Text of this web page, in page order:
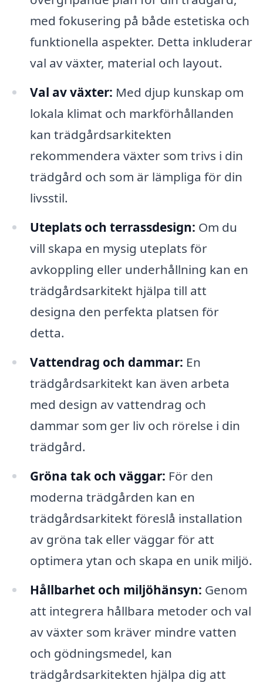
med fokusering på både estetiska och
funktionella aspekter. Detta inkluderar
val av växter, material och layout.
Val av växter: Med djup kunskap om
lokala klimat och markförhållanden
kan trädgårdsarkitekten
rekommendera växter som trivs i din
trädgård och som är lämpliga för din
livsstil.
Uteplats och terrassdesign: Om du
vill skapa en mysig uteplats för
avkoppling eller underhållning kan en
trädgårdsarkitekt hjälpa till att
designa den perfekta platsen för
detta.
Vattendrag och dammar: En
trädgårdsarkitekt kan även arbeta
med design av vattendrag och
dammar som ger liv och rörelse i din
trädgård.
Gröna tak och väggar: För den
moderna trädgården kan en
trädgårdsarkitekt föreslå installation
av gröna tak eller väggar för att
optimera ytan och skapa en unik miljö.
Hållbarhet och miljöhänsyn: Genom
att integrera hållbara metoder och val
av växter som kräver mindre vatten
och gödningsmedel, kan
trädgårdsarkitekten hjälpa dig att